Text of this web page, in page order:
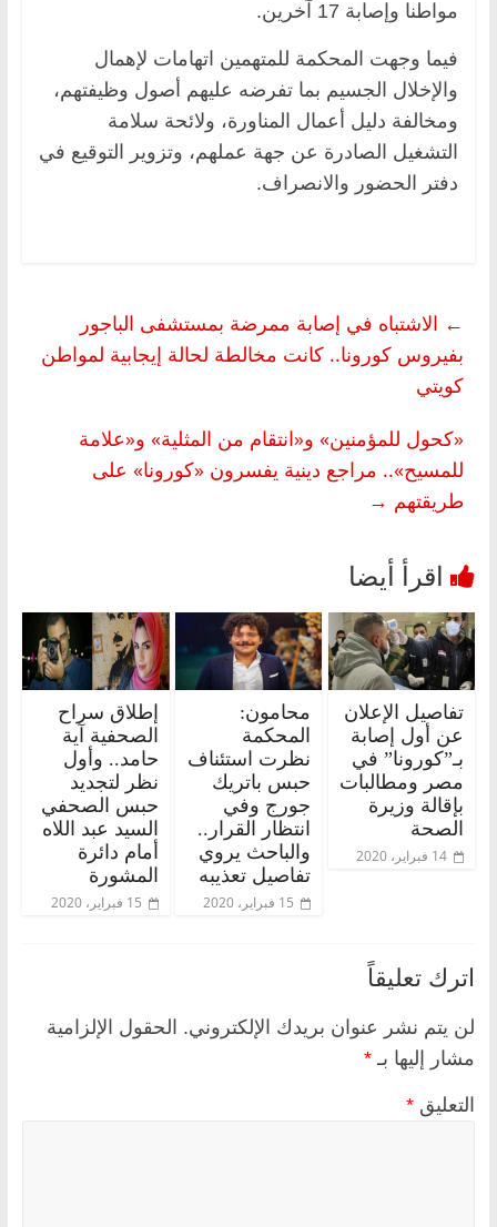
مواطنا وإصابة 17 آخرين.
فيما وجهت المحكمة للمتهمين اتهامات لإهمال
والإخلال الجسيم بما تفرضه عليهم أصول وظيفتهم،
ومخالفة دليل أعمال المناورة، ولائحة سلامة
التشغيل الصادرة عن جهة عملهم، وتزوير التوقيع في
دفتر الحضور والانصراف.
← الاشتباه في إصابة ممرضة بمستشفى الباجور
بفيروس كورونا.. كانت مخالطة لحالة إيجابية لمواطن
كويتي
«كحول للمؤمنين» و«انتقام من المثلية» و«علامة
للمسيح».. مراجع دينية يفسرون «كورونا» على
طريقتهم →
تفاصيل الإعلان
عن أول إصابة
بـ”كورونا” في
مصر ومطالبات
بإقالة وزيرة
الصحة
14 فبراير، 2020
محامون:
المحكمة
نظرت استئناف
حبس باتريك
جورج وفي
انتظار القرار..
والباحث يروي
تفاصيل تعذيبه
15 فبراير، 2020
إطلاق سراح
الصحفية آية
حامد.. وأول
نظر لتجديد
حبس الصحفي
السيد عبد اللاه
أمام دائرة
المشورة
15 فبراير، 2020
اترك تعليقاً
لن يتم نشر عنوان بريدك الإلكتروني. الحقول الإلزامية
مشار إليها بـ *
التعليق *